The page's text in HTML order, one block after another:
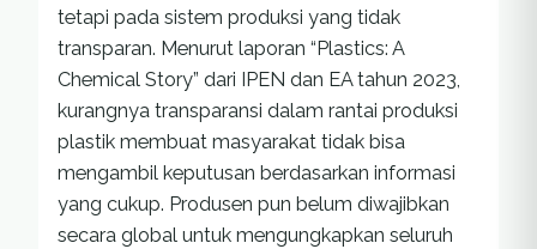
tetapi pada sistem produksi yang tidak
transparan. Menurut laporan “Plastics: A
Chemical Story” dari IPEN dan EA tahun 2023,
kurangnya transparansi dalam rantai produksi
plastik membuat masyarakat tidak bisa
mengambil keputusan berdasarkan informasi
yang cukup. Produsen pun belum diwajibkan
secara global untuk mengungkapkan seluruh